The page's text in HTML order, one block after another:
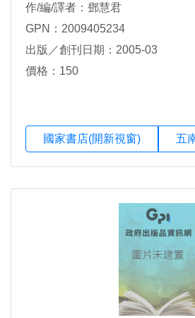
作/編/譯者：鄧慧君
GPN：2009405234
出版／創刊日期：2005-03
價格：150
國家書店(開新視窗) 五